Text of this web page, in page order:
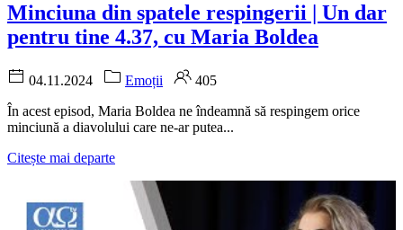
Minciuna din spatele respingerii | Un dar
pentru tine 4.37, cu Maria Boldea
04.11.2024 Emoții
405
În acest episod, Maria Boldea ne îndeamnă să respingem orice
minciună a diavolului care ne-ar putea...
Citește mai departe